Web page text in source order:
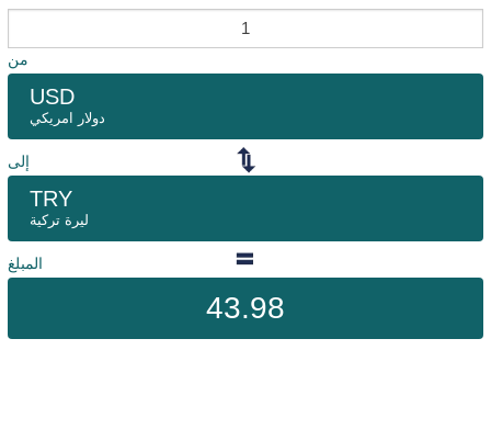
من
USD
دولار امريكي
إلى
TRY
ليرة تركية
المبلغ
43.98